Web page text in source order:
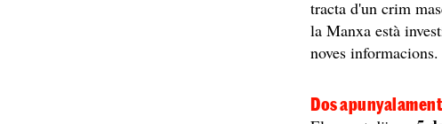
tracta d'un crim
la Manxa està
noves informacions.
Dos